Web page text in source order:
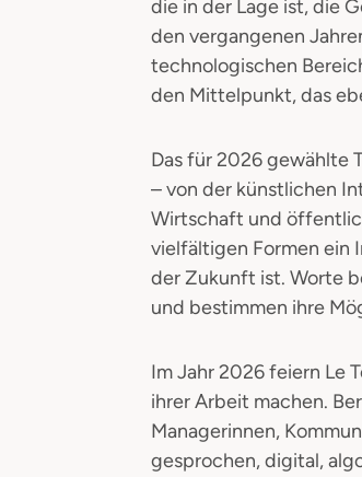
die in der Lage ist, die
den vergangenen
technologischen
den Mittelpunkt, das
Das für 2026 gewählte
– von der künstlichen
Wirtschaft und
vielfältigen Formen ein
der Zukunft ist. Worte
und bestimmen ihre
Im Jahr 2026 feiern Le
ihrer Arbeit machen.
Managerinnen,
gesprochen, digital,